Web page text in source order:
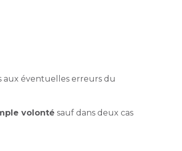
aux éventuelles erreurs du
volonté sauf dans deux cas